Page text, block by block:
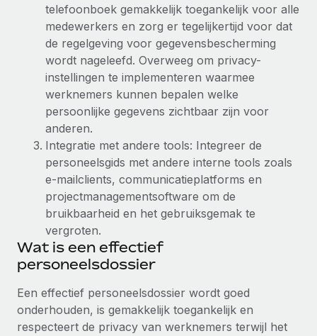
Lever en track wereldwijd IT-middelen
Entiteiten oprichten
Stel snel compliant entiteiten op
Mobiliteit en overplaatsing
Plaats werknemers moeiteloos over
Secundaire arbeidsvoorwaarden
Eenvoudig secundaire arbeidsvoorwaarden
beheren
EOR en PEO
Contractor Management
Belastingen
Naar de blog
BLOG
Productupdates van Remote: Gusto- en Xero-
integraties en Contractor Management Plus
Het blijft de missie van Remote om alle soorten bedrijven
te helpen bij het aannemen, beheren en...
Meer informatie
Hoe Phiture 55 werknemers in 19 landen
beheert met Remote
telefoonboek gemakkelijk toegankelijk voor alle
medewerkers en zorg er tegelijkertijd voor dat
de regelgeving voor gegevensbescherming
wordt nageleefd. Overweeg om privacy-
instellingen te implementeren waarmee
werknemers kunnen bepalen welke
persoonlijke gegevens zichtbaar zijn voor
anderen.
Integratie met andere tools: Integreer de
personeelsgids met andere interne tools zoals
e-mailclients, communicatieplatforms en
projectmanagementsoftware om de
bruikbaarheid en het gebruiksgemak te
vergroten.
Wat is een effectief
personeelsdossier
Een effectief personeelsdossier wordt goed
onderhouden, is gemakkelijk toegankelijk en
respecteert de privacy van werknemers terwijl het